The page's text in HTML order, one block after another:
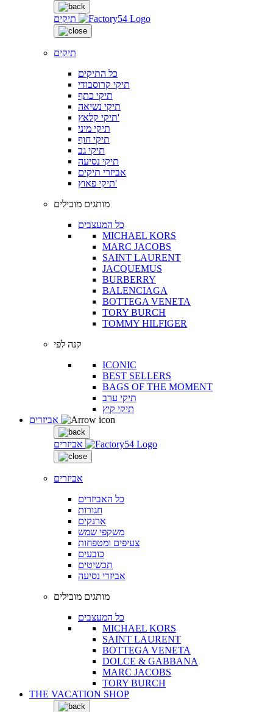
תיקים
תיקים
כל התיקים
תיקי קרוסבודי
תיקי כתף
תיקי נשיאה
תיקי קלאץ'
תיקי מיני
תיקי חוף
תיקי גב
תיקי נסיעה
אביזרי תיקים
תיקי פאוץ'
מותגים מובילים
כל המעצבים
MICHAEL KORS
MARC JACOBS
SAINT LAURENT
JACQUEMUS
BURBERRY
BALENCIAGA
BOTTEGA VENETA
TORY BURCH
TOMMY HILFIGER
קנה לפי
ICONIC
BEST SELLERS
BAGS OF THE MOMENT
תיקי ערב
תיקי קיץ
אביזרים
אביזרים
כל האביזרים
חגורות
ארנקים
משקפי שמש
צעיפים ומטפחות
כובעים
תכשיטים
אביזרי נסיעה
מותגים מובילים
כל המעצבים
MICHAEL KORS
SAINT LAURENT
BOTTEGA VENETA
DOLCE & GABBANA
MARC JACOBS
TORY BURCH
THE VACATION SHOP